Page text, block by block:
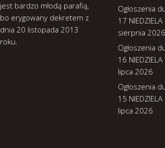
jest bardzo młodą parafią,
bo erygowany dekretem z
dnia 20 listopada 2013
roku.
Ogłoszenia
17 NIEDZIELA
sierpnia 2026
Ogłoszenia
16 NIEDZIELA
lipca 2026
Ogłoszenia
15 NIEDZIELA
lipca 2026